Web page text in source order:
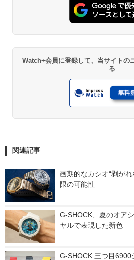
Watch+会員に登録して、当サイトの
る
関連記事
画期的なカシオ“剥が
限の可能性
G-SHOCK、夏のオア
ヤルで表現した新色
G-SHOCK 三つ目6900